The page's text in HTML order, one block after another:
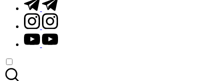
instagram.com
youtube.com